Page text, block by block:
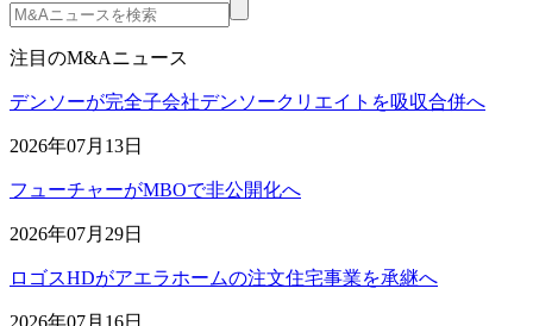
注目のM&Aニュース
デンソーが完全子会社デンソークリエイトを吸収合併へ
2026年07月13日
フューチャーがMBOで非公開化へ
2026年07月29日
ロゴスHDがアエラホームの注文住宅事業を承継へ
2026年07月16日